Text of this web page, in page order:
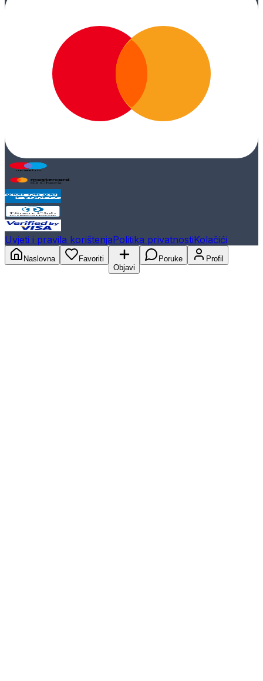
Uvjeti i pravila korištenjaPolitika privatnostiKolačići
Naslovna
Favoriti
Objavi
Poruke Profil